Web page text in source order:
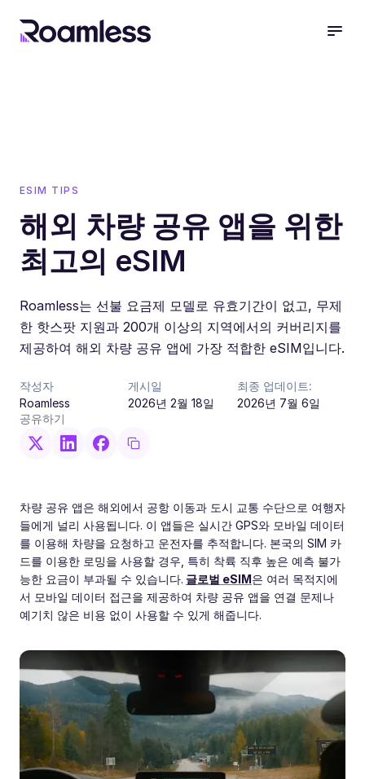
ESIM TIPS
해외 차량 공유 앱을 위한
최고의 eSIM
Roamless는 선불 요금제 모델로 유효기간이 없고, 무제
한 핫스팟 지원과 200개 이상의 지역에서의 커버리지를
제공하여 해외 차량 공유 앱에 가장 적합한 eSIM입니다.
작성자
Roamless
게시일
2026년 2월 18일
최종 업데이트:
2026년 7월 6일
공유하기
차량 공유 앱은 해외에서 공항 이동과 도시 교통 수단으로 여행자
들에게 널리 사용됩니다. 이 앱들은 실시간 GPS와 모바일 데이터
를 이용해 차량을 요청하고 운전자를 추적합니다. 본국의 SIM 카
드를 이용한 로밍을 사용할 경우, 특히 착륙 직후 높은 예측 불가
능한 요금이 부과될 수 있습니다. 글로벌 eSIM은 여러 목적지에
서 모바일 데이터 접근을 제공하여 차량 공유 앱을 연결 문제나
예기치 않은 비용 없이 사용할 수 있게 해줍니다.